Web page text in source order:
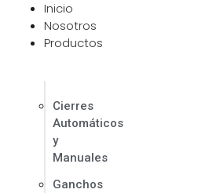
Inicio
Nosotros
Productos
Cierres
Automáticos
y
Manuales
Ganchos
Contáctanos Ahora